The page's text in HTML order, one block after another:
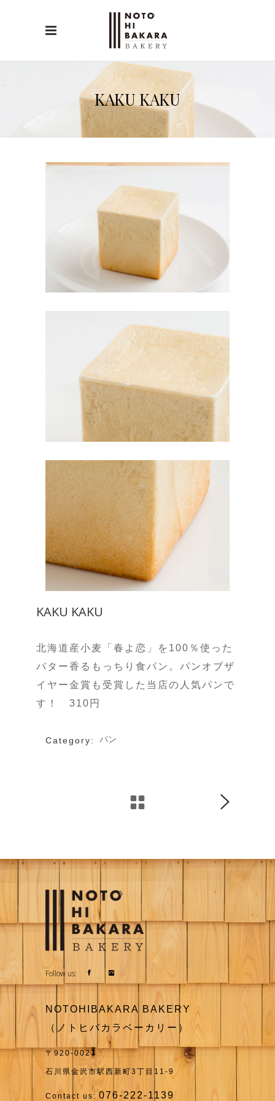
KAKU KAKU
KAKU KAKU
北海道産小麦「春よ恋」を100％使った
バター香るもっちり食パン。パンオブザ
イヤー金賞も受賞した当店の人気パンで
す！ 310円
Category: パン
Follow us:
NOTOHIBAKARA BAKERY
（ノトヒバカラベーカリー）
〒920-0027
石川県金沢市駅西新町3丁目11-9
Contact us: 076-222-1139